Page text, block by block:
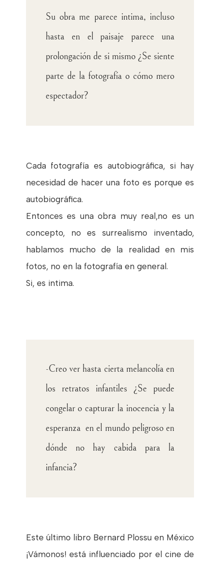
Su obra me parece intima, incluso
hasta en el paisaje parece una
prolongación de si mismo ¿Se siente
parte de la fotografía o cómo mero
espectador?
Cada fotografía es autobiográfica, si hay
necesidad de hacer una foto es porque es
autobiográfica.
Entonces es una obra muy real,no es un
concepto, no es surrealismo inventado,
hablamos mucho de la realidad en mis
fotos, no en la fotografía en general.
Si, es intima.
-Creo ver hasta cierta melancolía en
los retratos infantiles ¿Se puede
congelar o capturar la inocencia y la
esperanza en el mundo peligroso en
dónde no hay cabida para la
infancia?
Este último libro Bernard Plossu en México
¡Vámonos! está influenciado por el cine de